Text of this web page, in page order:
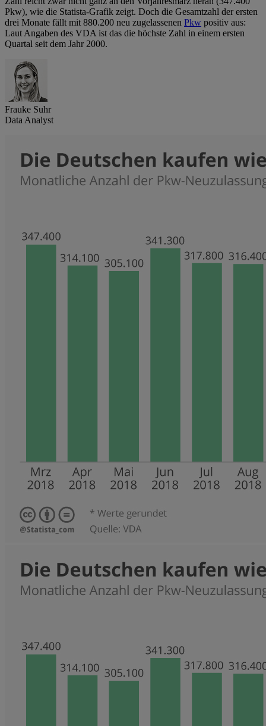
Pkw), wie die Statista-Grafik zeigt. Doch die Gesamtzahl der ersten
drei Monate fällt mit 880.200 neu zugelassenen Pkw positiv aus:
Laut Angaben des VDA ist das die höchste Zahl in einem ersten
Quartal seit dem Jahr 2000.
Frauke Suhr
Data Analyst